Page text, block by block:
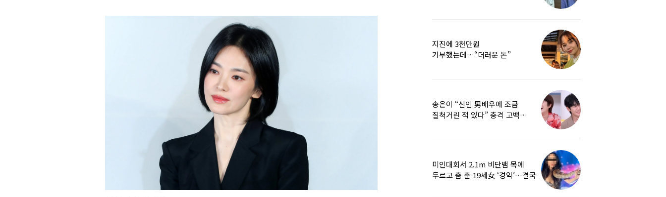
지진에 3천만원
기부했는데…“더러운 돈”
송은이 “신인 男배우에 조금
질척거린 적 있다” 충격 고백…
미인대회서 2.1m 비단뱀 목에
두르고 춤 춘 19세女 ‘경악’…결국